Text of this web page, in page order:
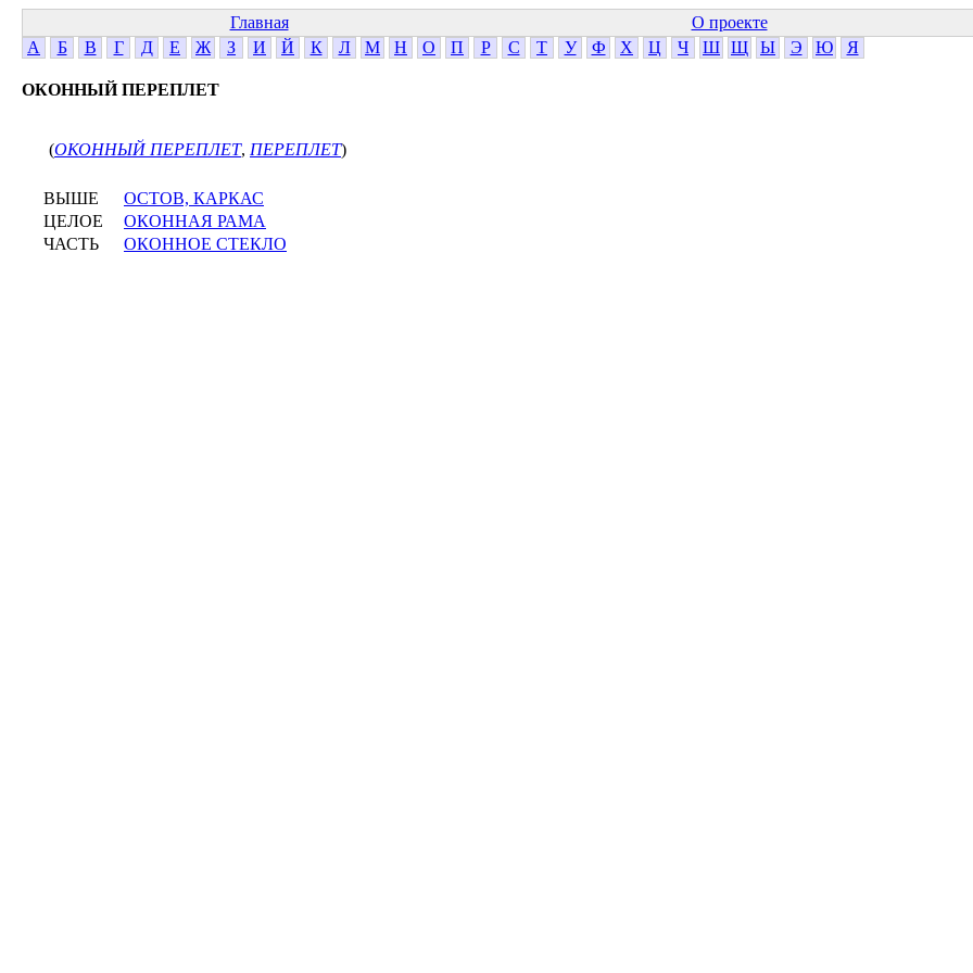
Главная О проекте
А
Б В Г Д Е Ж З И Й К Л М Н О П Р С Т У Ф Х Ц Ч Ш Щ Ы Э Ю Я
ОКОННЫЙ ПЕРЕПЛЕТ
(ОКОННЫЙ ПЕРЕПЛЕТ, ПЕРЕПЛЕТ)
ВЫШЕ
ОСТОВ, КАРКАС
ЦЕЛОЕ
ОКОННАЯ РАМА
ЧАСТЬ
ОКОННОЕ СТЕКЛО